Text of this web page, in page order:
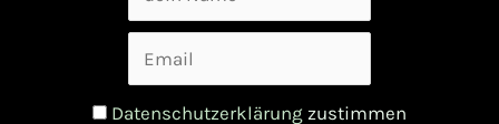
Datenschutzerklärung zustimmen